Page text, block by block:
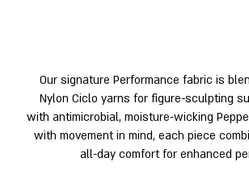
Our signature Performance fabric is
Nylon Ciclo yarns for figure-sculpting
with antimicrobial, moisture-wicking
with movement in mind, each piece
all-day comfort for enhanced